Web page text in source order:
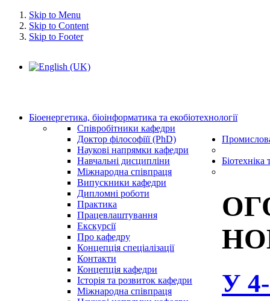
Skip to Menu
Skip to Content
Skip to Footer
Біоенергетика, біоінформатика та екобіотехнології
Співробітники кафедри
Доктор філософіїї (PhD)
Наукові напрямки кафедри
Навчальні дисципліни
Міжнародна співпраця
Випускники кафедри
Дипломні роботи
Практика
Працевлаштування
Екскурсії
Про кафедру
Концепція спеціалізації
Контакти
Концепція кафедри
Історія та розвиток кафедри
Міжнародна співпраця
Біотехніка
У